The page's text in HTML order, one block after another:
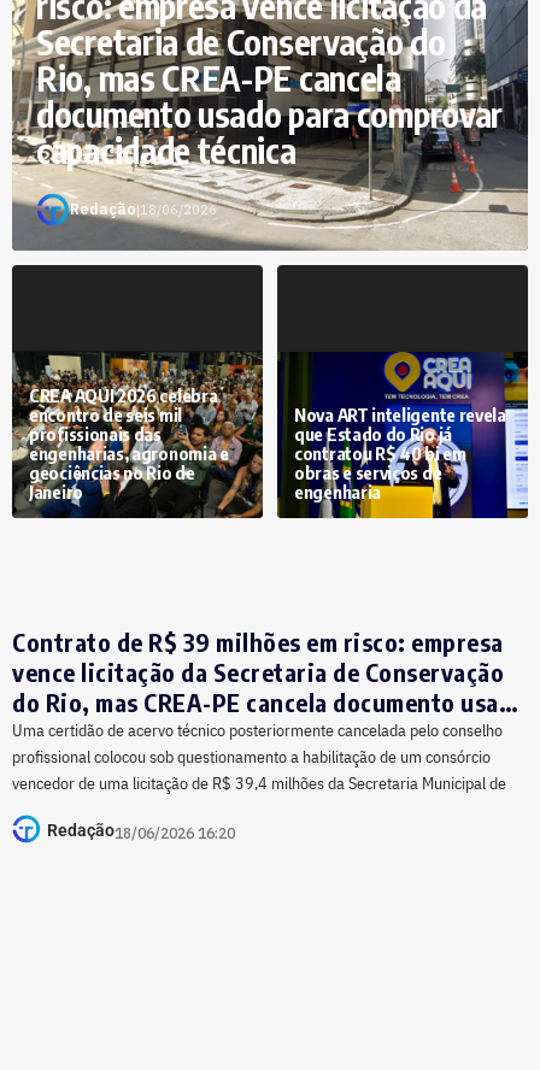
Secretaria de Conservação do
Rio, mas CREA-PE cancela
documento usado para comprovar
capacidade técnica
Redação|18/06/2026
CREA AQUI 2026 celebra
encontro de seis mil
profissionais das
engenharias, agronomia e
geociências no Rio de
Janeiro
Nova ART inteligente revela
que Estado do Rio já
contratou R$ 40 bi em
obras e serviços de
engenharia
Contrato de R$ 39 milhões em risco: empresa
vence licitação da Secretaria de Conservação
do Rio, mas CREA-PE cancela documento usado
para comprovar capacidade técnica
Uma certidão de acervo técnico posteriormente cancelada pelo conselho
profissional colocou sob questionamento a habilitação de um consórcio
vencedor de uma licitação de R$ 39,4 milhões da Secretaria Municipal de
Redação18/06/2026 16:20